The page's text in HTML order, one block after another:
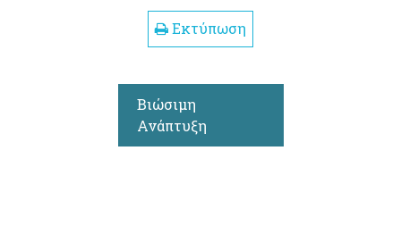
Εκτύπωση
Βιώσιμη
Ανάπτυξη